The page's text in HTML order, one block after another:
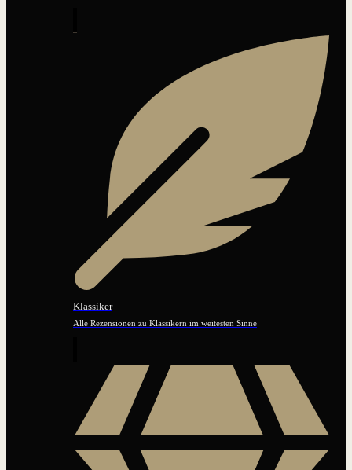
Klassiker
Alle Rezensionen zu Klassikern im weitesten Sinne